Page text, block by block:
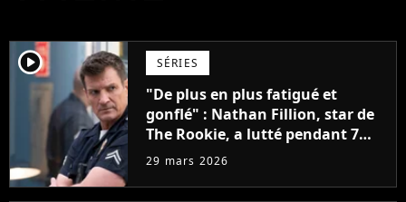
player2 SÉRIES
"De plus en plus fatigué et
gonflé" : Nathan Fillion, star de
The Rookie, a lutté pendant 7
ans avec un rôle qui le détruisait
29 mars 2026